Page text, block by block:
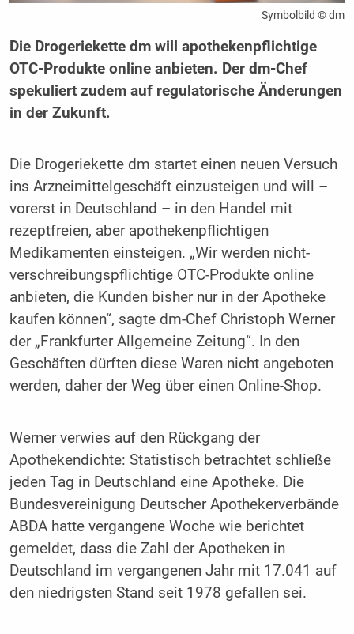
Symbolbild © dm
Die Drogeriekette dm will apothekenpflichtige
OTC-Produkte online anbieten. Der dm-Chef
spekuliert zudem auf regulatorische Änderungen
in der Zukunft.
Die Drogeriekette dm startet einen neuen Versuch
ins Arzneimittelgeschäft einzusteigen und will –
vorerst in Deutschland – in den Handel mit
rezeptfreien, aber apothekenpflichtigen
Medikamenten einsteigen. „Wir werden nicht-
verschreibungspflichtige OTC-Produkte online
anbieten, die Kunden bisher nur in der Apotheke
kaufen können“, sagte dm-Chef Christoph Werner
der „Frankfurter Allgemeine Zeitung“. In den
Geschäften dürften diese Waren nicht angeboten
werden, daher der Weg über einen Online-Shop.
Werner verwies auf den Rückgang der
Apothekendichte: Statistisch betrachtet schließe
jeden Tag in Deutschland eine Apotheke. Die
Bundesvereinigung Deutscher Apothekerverbände
ABDA hatte vergangene Woche wie berichtet
gemeldet, dass die Zahl der Apotheken in
Deutschland im vergangenen Jahr mit 17.041 auf
den niedrigsten Stand seit 1978 gefallen sei.